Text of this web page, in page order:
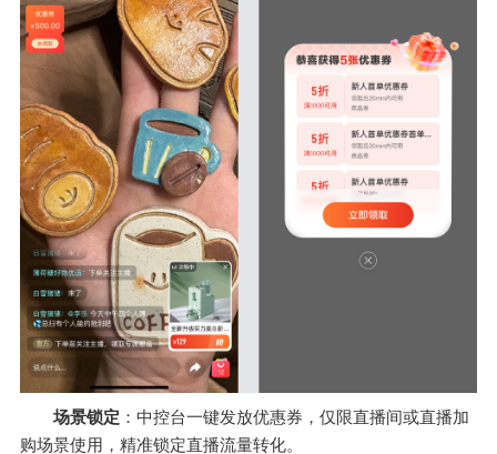
场景锁定 ：中控台一键发放优惠券，仅限直播间或直播加
购场景使用，精准锁定直播流量转化。